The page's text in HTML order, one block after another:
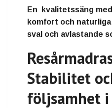
En kvalitetssäng
komfort och
sval och avlastande
Stabilitet
följsamhet